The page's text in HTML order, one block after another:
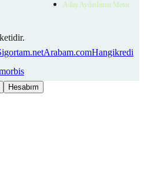
Aday Aydınlatma Metni
Arabam.comHangikredi
Hesabım